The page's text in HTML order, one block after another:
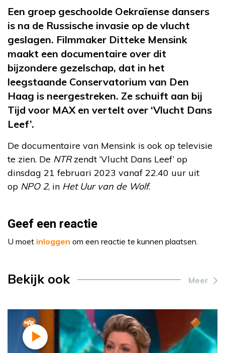
Een groep geschoolde Oekraïense dansers
is na de Russische invasie op de vlucht
geslagen. Filmmaker Ditteke Mensink
maakt een documentaire over dit
bijzondere gezelschap, dat in het
leegstaande Conservatorium van Den
Haag is neergestreken. Ze schuift aan bij
Tijd voor MAX en vertelt over ‘Vlucht Dans
Leef’.
De documentaire van Mensink is ook op televisie
te zien. De NTRzendt ‘Vlucht Dans Leef’ op
dinsdag 21 februari 2023 vanaf 22.40 uur uit
op NPO 2, in Het Uur van de Wolf.
Geef een reactie
U moet inloggen om een reactie te kunnen plaatsen.
Bekijk ook Meer